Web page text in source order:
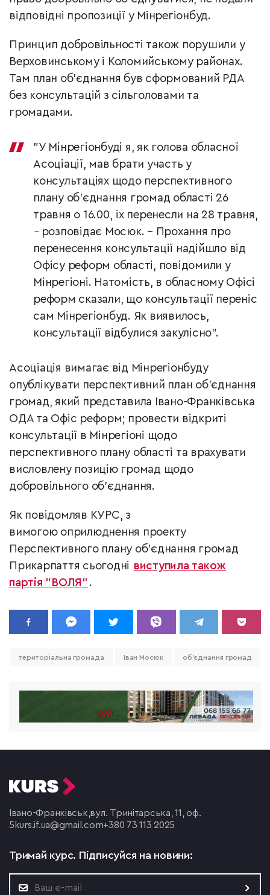
відповідні пропозиції у Мінрегіонбуд.
Принцип добровільності також порушили у
Верховинському і Коломийському районах.
Там план об’єднання був сформований РДА
без консультацій з сільголовами та
громадами.
"У Мінрегіонбуді я, як голова обласної
Асоціації, мав брати участь у
консультаціях щодо перспективного
плану об’єднання громад області 26
травня о 16.00, їх перенесли на 28 травня,
–розповідає Мосюк. – Прохання про
перенесення консультації надійшло від
Офісу реформ області, повідомили у
Мінрегіоні. Натомість, в обласному Офісі
реформ сказали, що консультації переніс
сам Мінрегіонбуд. Як виявилось,
консультації відбулися закулісно".
Асоціація вимагає від Мінрегіонбуду
опублікувати перспективний план об’єднання
громад, який представила Івано-Франківська
ОДА та Офіс реформ; провести відкриті
консультації в Мінрегіоні щодо
перспективного плану області та врахувати
висловлену позицію громад щодо
добровільного об’єднання.
Як повідомляв КУРС, з
вимогою оприлюднення проекту
Перспективного плану об’єднання громад
Прикарпаття сьогодні виступила також
партія "ВОЛЯ" .
територіальна громада Іван Мосюк об'єднання громад
Івано-Франківськ,вул. Тринітарська, 11, оф.
5 kurs.if.ua@gmail.com+380 73 113 2025
Тримай курс. Підписуйся на новини: